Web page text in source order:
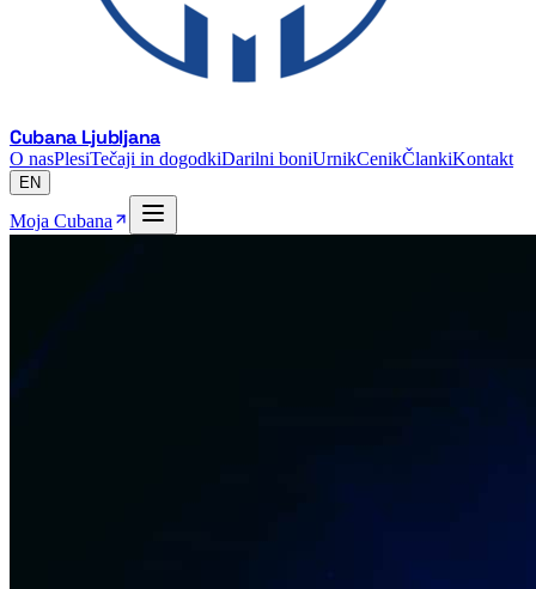
Cubana Ljubljana
O nasPlesiTečaji in dogodkiDarilni boniUrnikCenikČlankiKontakt
EN
Moja Cubana